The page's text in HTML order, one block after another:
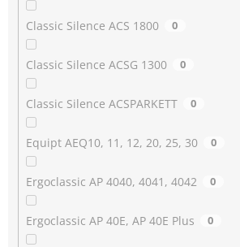
Classic Silence ACS 1800 0
Classic Silence ACSG 1300 0
Classic Silence ACSPARKETT 0
Equipt AEQ10, 11, 12, 20, 25, 30 0
Ergoclassic AP 4040, 4041, 4042 0
Ergoclassic AP 40E, AP 40E Plus 0